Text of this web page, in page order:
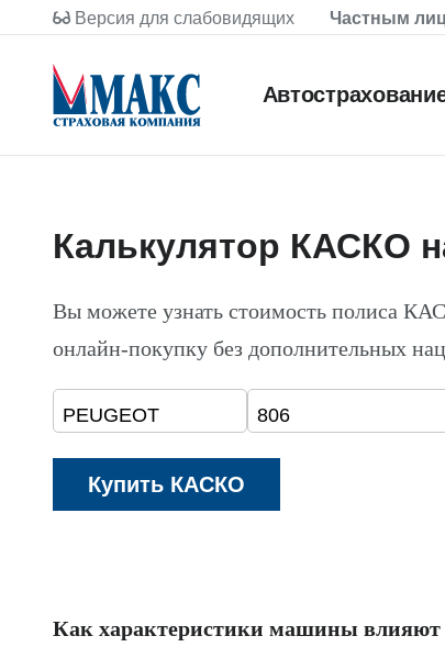
Версия для слабовидящих Частным
Калькулятор КАСКО
Вы можете узнать стоимость полиса
онлайн-покупку без дополнительных
Как характеристики машины